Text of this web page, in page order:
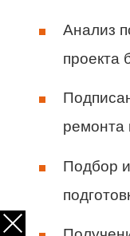
Анализ
проекта
ремонта
Подбор